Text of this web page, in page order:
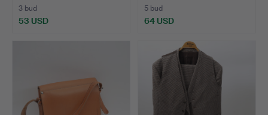
3 bud
53 USD
5 bud
64 USD